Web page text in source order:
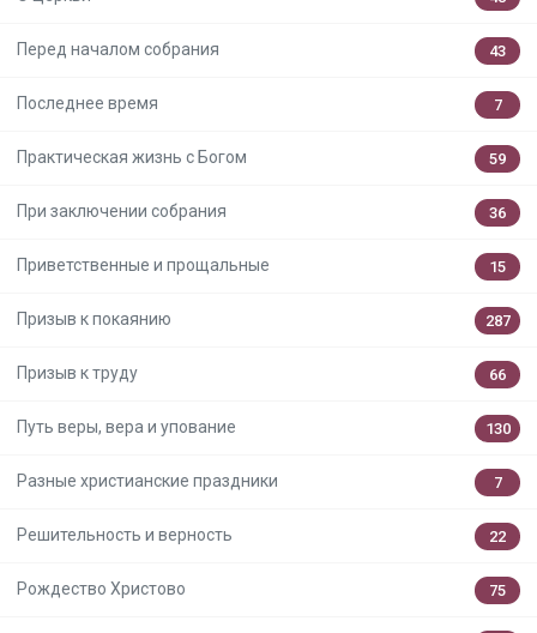
Перед началом собрания 43
Последнее время 7
Практическая жизнь с Богом 59
При заключении собрания 36
Приветственные и прощальные 15
Призыв к покаянию 287
Призыв к труду 66
Путь веры, вера и упование 130
Разные христианские праздники 7
Решительность и верность 22
Рождество Христово 75